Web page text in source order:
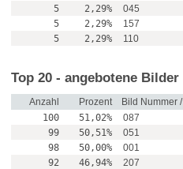
5
2,29%
045
5
2,29%
157
5
2,29% 110
Top 20 - angebotene Bilder
Anzahl Prozent
Bild Nummer
100
51,02%
087
99
50,51%
051
98
50,00%
001
92
46,94%
207